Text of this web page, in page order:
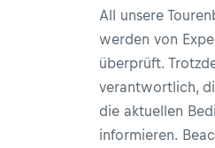
All unsere
werden von
überprüft.
verantwortlich,
die aktuellen
informieren.